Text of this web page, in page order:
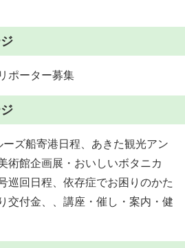
ポーター募集
ズ船寄港日程、あきた観光アン
術館企画展・おいしいボタニカ
巡回日程、依存症でお困りのかた
交付金、、講座・催し・案内・健